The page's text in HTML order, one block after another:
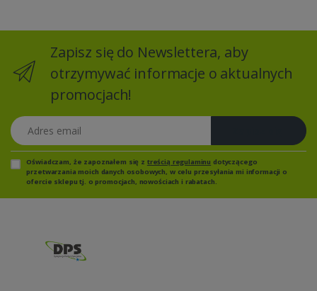
Zapisz się do Newslettera, aby
otrzymywać informacje o aktualnych
promocjach!
Adres email
Oświadczam, że zapoznałem się z treścią regulaminu dotyczącego
przetwarzania moich danych osobowych, w celu przesyłania mi informacji o
ofercie sklepu tj. o promocjach, nowościach i rabatach.